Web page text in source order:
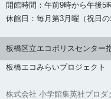
開館時間：午前9時から午後5
休館日：毎月第3月曜（祝日
板橋区立エコポリスセンター
板橋エコみらいプロジェクト
株式会社 小学館集英社プロダ